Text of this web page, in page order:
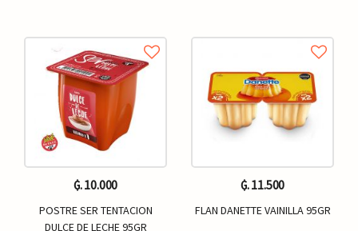
₲. 10.000
POSTRE SER TENTACION
DULCE DE LECHE 95GR
₲. 11.500
FLAN DANETTE VAINILLA 95GR